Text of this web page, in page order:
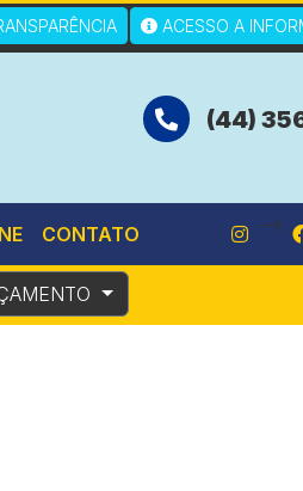
ACESSO A
(44)
CONTATO -->